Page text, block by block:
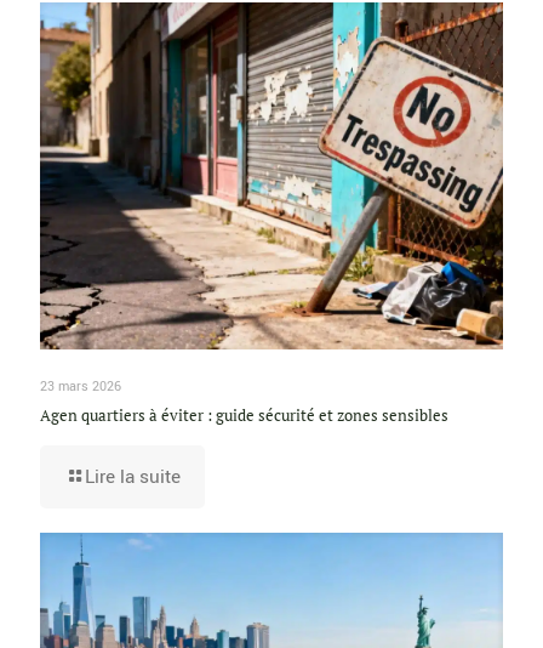
23 mars 2026
Agen quartiers à éviter : guide sécurité et zones sensibles
Lire la suite